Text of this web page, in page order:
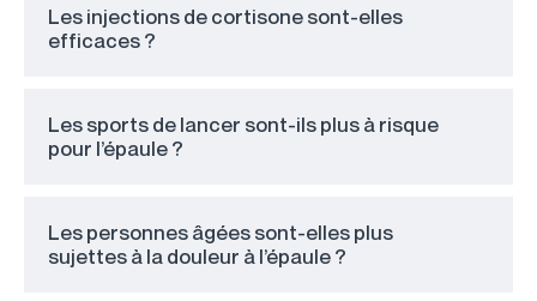
Les injections de cortisone sont-elles
efficaces ?
Les sports de lancer sont-ils plus à risque
pour l’épaule ?
Les personnes âgées sont-elles plus
sujettes à la douleur à l’épaule ?